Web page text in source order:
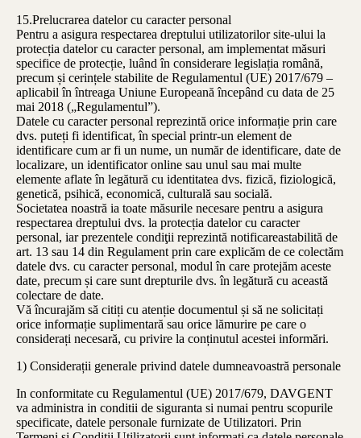
15.Prelucrarea datelor cu caracter personal
Pentru a asigura respectarea dreptului utilizatorilor site-ului la
protecția datelor cu caracter personal, am implementat măsuri
specifice de protecție, luând în considerare legislația română,
precum și cerințele stabilite de Regulamentul (UE) 2017/679 –
aplicabil în întreaga Uniune Europeană începând cu data de 25
mai 2018 („Regulamentul”).
Datele cu caracter personal reprezintă orice informație prin care
dvs. puteți fi identificat, în special printr-un element de
identificare cum ar fi un nume, un număr de identificare, date de
localizare, un identificator online sau unul sau mai multe
elemente aflate în legătură cu identitatea dvs. fizică, fiziologică,
genetică, psihică, economică, culturală sau socială.
Societatea noastră ia toate măsurile necesare pentru a asigura
respectarea dreptului dvs. la protecția datelor cu caracter
personal, iar prezentele condiţii reprezintă notificareastabilită de
art. 13 sau 14 din Regulament prin care explicăm de ce colectăm
datele dvs. cu caracter personal, modul în care protejăm aceste
date, precum și care sunt drepturile dvs. în legătură cu această
colectare de date.
Vă încurajăm să citiți cu atenție documentul și să ne solicitați
orice informație suplimentară sau orice lămurire pe care o
considerați necesară, cu privire la conținutul acestei informări.
1) Considerații generale privind datele dumneavoastră personale
In conformitate cu Regulamentul (UE) 2017/679, DAVGENT
va administra in conditii de siguranta si numai pentru scopurile
specificate, datele personale furnizate de Utilizatori. Prin